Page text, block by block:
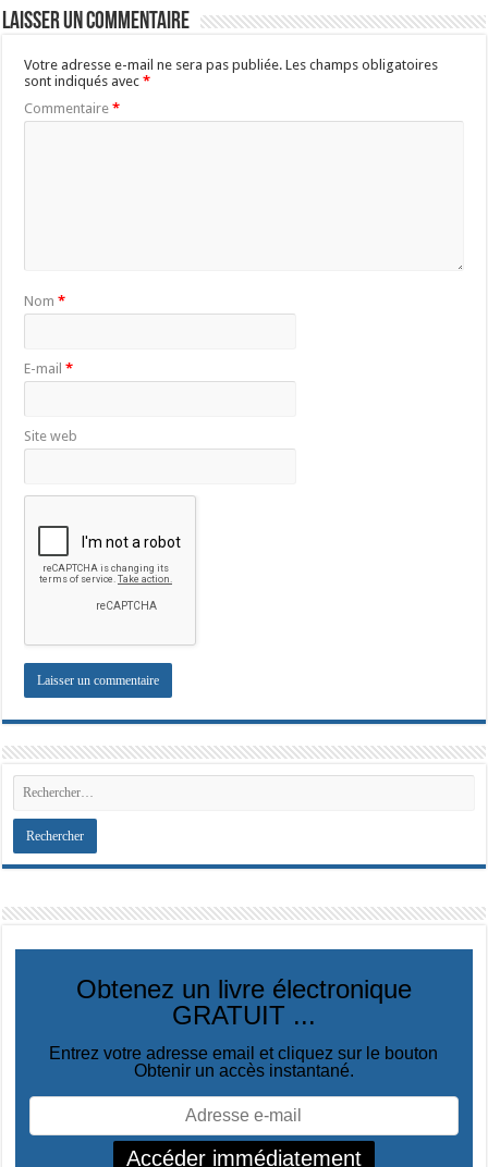
Laisser un commentaire
Votre adresse e-mail ne sera pas publiée. Les champs obligatoires
sont indiqués avec*
Commentaire*
Nom*
E-mail*
Site web
Obtenez un livre électronique
GRATUIT ...
Entrez votre adresse email et cliquez sur le bouton
Obtenir un accès instantané.